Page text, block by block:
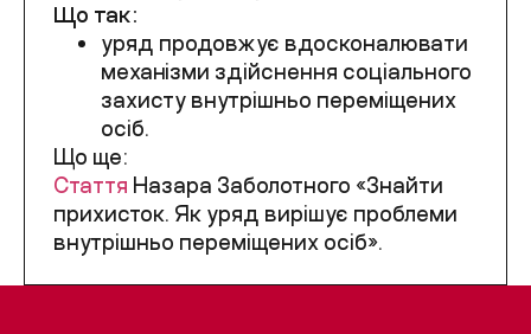
Що так:
уряд продовжує вдосконалювати
механізми здійснення соціального
захисту внутрішньо переміщених
осіб.
Що ще:
Стаття Назара Заболотного «Знайти
прихисток. Як уряд вирішує проблеми
внутрішньо переміщених осіб».